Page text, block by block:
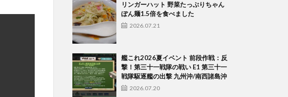
リンガーハット 野菜たっぷりちゃん
ぽん麺1.5倍を食べました
2026.07.21
艦これ2026夏イベント 前段作戦：反
撃！第三十一戦隊の戦い E1 第三十一
戦隊駆逐艦の出撃 九州沖/南西諸島沖
2026.07.20